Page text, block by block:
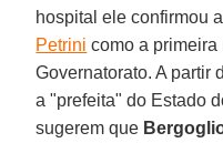
hospital ele confirmou
Petrini como a
Governatorato. A partir
a "prefeita" do Estado
sugerem que